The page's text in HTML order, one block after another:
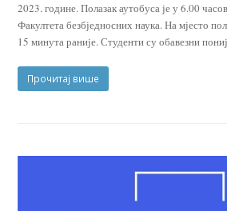
2023. године. Полазак аутобуса је у 6.00
Факултета безбједносних наука. На мјесто
15 минута раније. Студенти су обавезни
Прочитај више